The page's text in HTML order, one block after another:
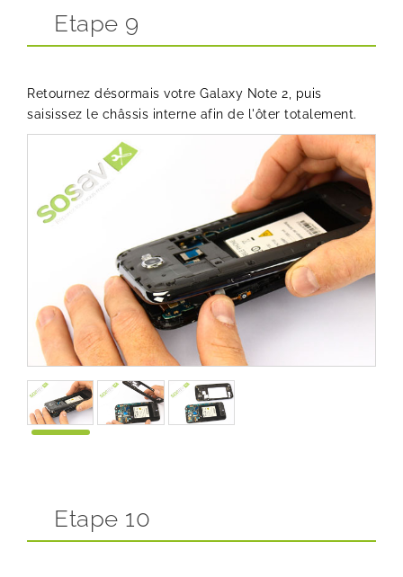
Etape 9
Retournez désormais votre Galaxy Note 2, puis
saisissez le châssis interne afin de l'ôter totalement.
Etape 10